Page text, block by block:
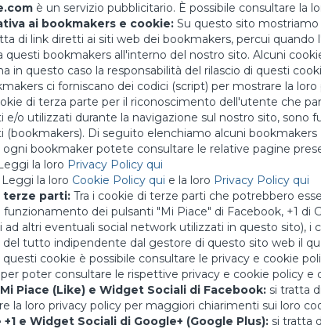
è un servizio pubblicitario. È possibile consultare la
ai bookmakers e cookie: Su questo sito mostriamo
di link diretti ai siti web dei bookmakers, percui
questi bookmakers all'interno del nostro sito. Alcuni
in questo caso la responsabilità del rilascio di questi
ci forniscano dei codici (script) per mostrare la
di terza parte per il riconoscimento dell'utente che
e/o utilizzati durante la navigazione sul nostro sito,
(bookmakers). Di seguito elenchiamo alcuni
ogni bookmaker potete consultare le relative pagine
la loro Privacy Policy qui
Leggi la loro Cookie Policy qui e la loro Privacy Policy qui
terze parti: Tra i cookie di terze parti che potrebbero
dei pulsanti "Mi Piace" di Facebook, +1
altri eventuali social network utilizzati in questo sito), i
tutto indipendente dal gestore di questo sito web il
cookie è possibile consultare le privacy e cookie
poter consultare le rispettive privacy e cookie policy
Piace (Like) e Widget Sociali di Facebook: si tratta
la loro privacy policy per maggiori chiarimenti sui loro
e Widget Sociali di Google+ (Google Plus): si tratta